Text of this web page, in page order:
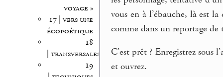
voyage »
17 | vers une
écopoétique
18
| transversales
19
vous en à l’ébauche, là est
comme dans un reportage de
C’est prêt ? Enregistrez sous
et ouvrez.